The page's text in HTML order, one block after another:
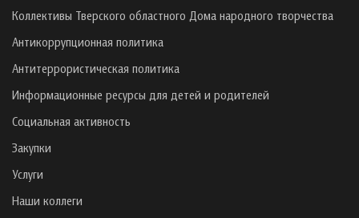
Коллективы Тверского областного Дома народного творчества
Антикоррупционная политика
Антитеррористическая политика
Информационные ресурсы для детей и родителей
Социальная активность
Закупки
Услуги
Наши коллеги